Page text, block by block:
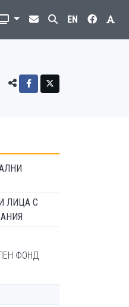
EN
ЛИЦА С
ФОНД